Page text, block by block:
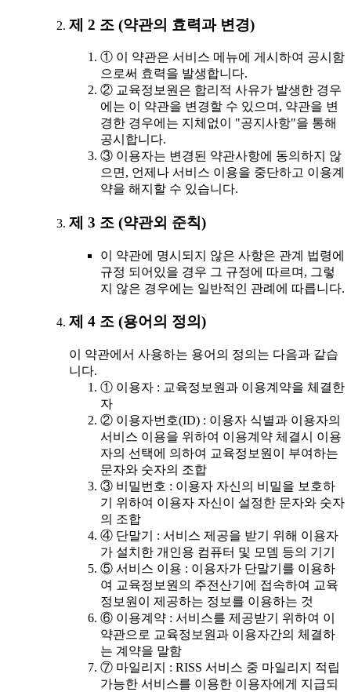
제 2 조 (약관의 효력과 변경)
① 이 약관은 서비스 메뉴에 게시하여 공시함
으로써 효력을 발생합니다.
② 교육정보원은 합리적 사유가 발생한 경우
에는 이 약관을 변경할 수 있으며, 약관을 변
경한 경우에는 지체없이 "공지사항"을 통해
공시합니다.
③ 이용자는 변경된 약관사항에 동의하지 않
으면, 언제나 서비스 이용을 중단하고 이용계
약을 해지할 수 있습니다.
제 3 조 (약관외 준칙)
이 약관에 명시되지 않은 사항은 관계 법령에
규정 되어있을 경우 그 규정에 따르며, 그렇
지 않은 경우에는 일반적인 관례에 따릅니다.
제 4 조 (용어의 정의)
이 약관에서 사용하는 용어의 정의는 다음과 같습
니다.
① 이용자 : 교육정보원과 이용계약을 체결한
자
② 이용자번호(ID) : 이용자 식별과 이용자의
서비스 이용을 위하여 이용계약 체결시 이용
자의 선택에 의하여 교육정보원이 부여하는
문자와 숫자의 조합
③ 비밀번호 : 이용자 자신의 비밀을 보호하
기 위하여 이용자 자신이 설정한 문자와 숫자
의 조합
④ 단말기 : 서비스 제공을 받기 위해 이용자
가 설치한 개인용 컴퓨터 및 모뎀 등의 기기
⑤ 서비스 이용 : 이용자가 단말기를 이용하
여 교육정보원의 주전산기에 접속하여 교육
정보원이 제공하는 정보를 이용하는 것
⑥ 이용계약 : 서비스를 제공받기 위하여 이
약관으로 교육정보원과 이용자간의 체결하
는 계약을 말함
⑦ 마일리지 : RISS 서비스 중 마일리지 적립
가능한 서비스를 이용한 이용자에게 지급되